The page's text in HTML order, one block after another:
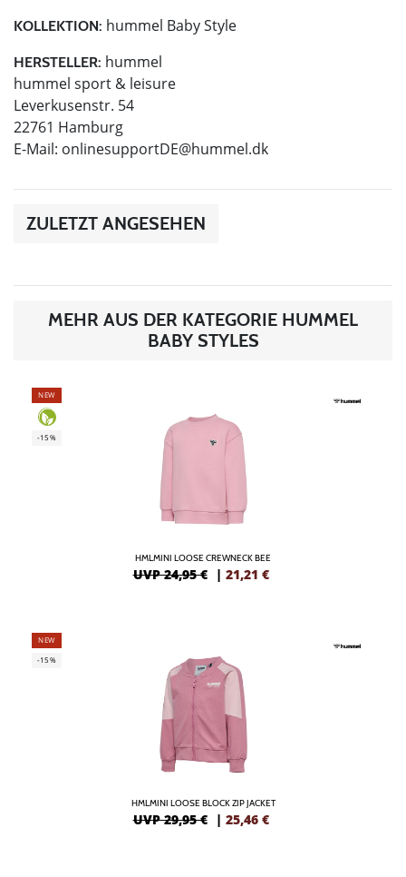
KOLLEKTION: hummel Baby Style
HERSTELLER: hummel
hummel sport & leisure
Leverkusenstr. 54
22761 Hamburg
E-Mail: onlinesupportDE@hummel.dk
ZULETZT ANGESEHEN
MEHR AUS DER KATEGORIE HUMMEL
BABY STYLES
NEW
-15%
HMLMINI LOOSE CREWNECK BEE
UVP 24,95 € | 21,21 €
NEW
-15%
HMLMINI LOOSE BLOCK ZIP JACKET
UVP 29,95 € | 25,46 €